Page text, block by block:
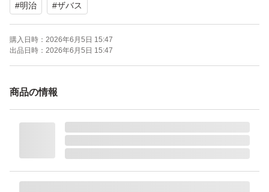
れません。簡易的な梱包での発送の場合もありますので、
開封時にカッターやハサミ等を使用されるる場合は、
十分にお気をつけ下さい。
ご理解の上ご購入をお願いします。
方は購入をご遠慮ください。
ザバス アドバンスト ホエイプロテイン100 バニラ風味 90
#明治 #ザバス
購入日時： 2026年6月5日 15:47
出品日時： 2026年6月5日 15:47
商品の情報